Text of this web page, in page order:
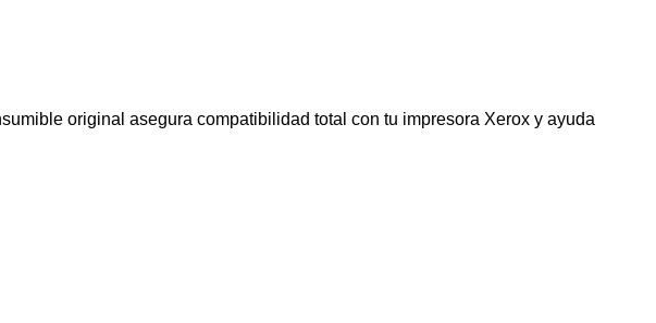
original asegura compatibilidad total con tu impresora Xerox y ayuda